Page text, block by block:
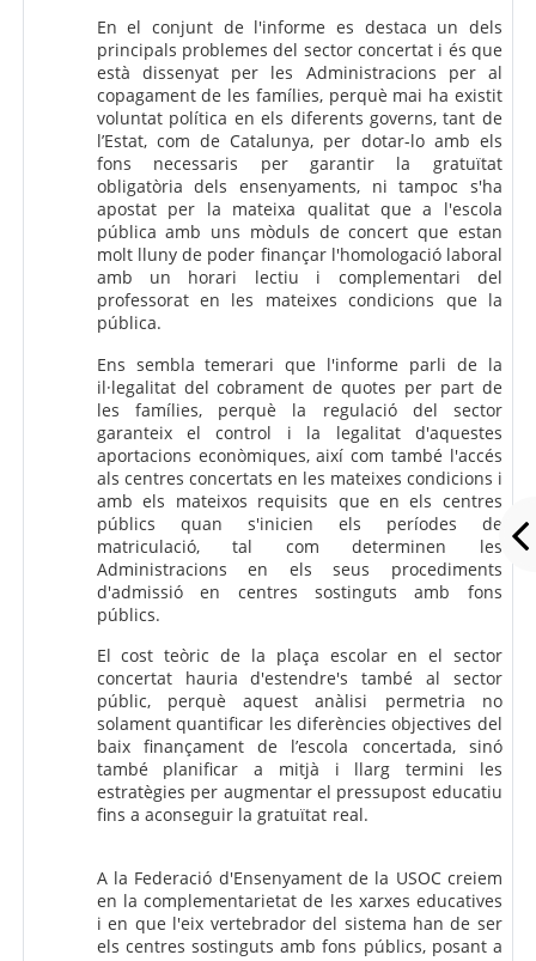
En el conjunt de l'informe es destaca un dels
principals problemes del sector concertat i és que
està dissenyat per les Administracions per al
copagament de les famílies, perquè mai ha existit
voluntat política en els diferents governs, tant de
l’Estat, com de Catalunya, per dotar-lo amb els
fons necessaris per garantir la gratuïtat
obligatòria dels ensenyaments, ni tampoc s'ha
apostat per la mateixa qualitat que a l'escola
pública amb uns mòduls de concert que estan
molt lluny de poder finançar l'homologació laboral
amb un horari lectiu i complementari del
professorat en les mateixes condicions que la
pública.
Ens sembla temerari que l'informe parli de la
il·legalitat del cobrament de quotes per part de
les famílies, perquè la regulació del sector
garanteix el control i la legalitat d'aquestes
aportacions econòmiques, així com també l'accés
als centres concertats en les mateixes condicions i
amb els mateixos requisits que en els centres
públics quan s'inicien els períodes de
matriculació, tal com determinen les
Administracions en els seus procediments
d'admissió en centres sostinguts amb fons
públics.
El cost teòric de la plaça escolar en el sector
concertat hauria d'estendre's també al sector
públic, perquè aquest anàlisi permetria no
solament quantificar les diferències objectives del
baix finançament de l’escola concertada, sinó
també planificar a mitjà i llarg termini les
estratègies per augmentar el pressupost educatiu
fins a aconseguir la gratuïtat real.
A la Federació d'Ensenyament de la USOC creiem
en la complementarietat de les xarxes educatives
i en que l'eix vertebrador del sistema han de ser
els centres sostinguts amb fons públics, posant a